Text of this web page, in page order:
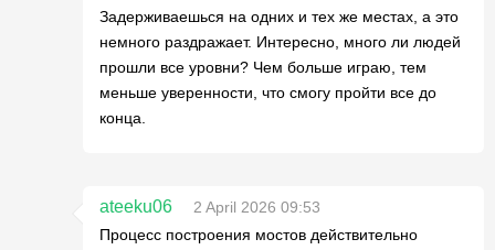
Задерживаешься на одних и тех же местах, а это
немного раздражает. Интересно, много ли людей
прошли все уровни? Чем больше играю, тем
меньше уверенности, что смогу пройти все до
конца.
ateeku06
2 April 2026 09:53
Процесс построения мостов действительно